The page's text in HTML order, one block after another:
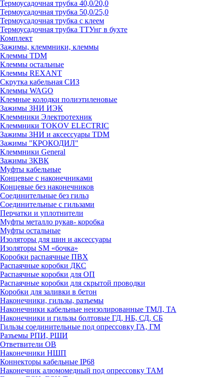
Термоусадочная трубка 40,0/20,0
Термоусадочная трубка 50,0/25,0
Термоусадочная трубка с клеем
Термоусадочная трубка ТТУнг в бухте
Комплект
Зажимы, клеммники, клеммы
Клеммы TDM
Клеммы остальные
Клеммы REXANT
Скрутка кабельная СИЗ
Клеммы WAGO
Клемные колодки полиэтиленовые
Зажимы ЗНИ ИЭК
Клеммники Электротехник
Клеммники TOKOV ELECTRIC
Зажимы ЗНИ и аксессуары TDM
Зажимы "КРОКОДИЛ"
Клеммники General
Зажимы 3КВК
Муфты кабельные
Концевые с наконечниками
Концевые без наконечников
Соединительные без гильз
Соединительные с гильзами
Перчатки и уплотнители
Муфты металло рукав- коробка
Муфты остальные
Изоляторы для шин и аксессуары
Изоляторы SM «бочка»
Коробки распаячные ПВХ
Распаячные коробки ДКС
Распаячные коробки для ОП
Распаячные коробки для скрытой проводки
Коробки для заливки в бетон
Наконечники, гильзы, разъемы
Наконечники кабельные неизолированные ТМЛ, ТА
Наконечники и гильзы болтовые ГД, НБ, СД, СБ
Гильзы соединительные под опрессовку ГА, ГМ
Разъемы РПИ, РШИ
Ответвители ОВ
Наконечники НШП
Коннекторы кабельные IP68
Наконечник алюмомедный под опрессовку ТАМ